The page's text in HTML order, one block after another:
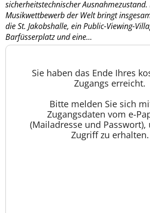
sicherheitstechnischer Ausnahmezustand.
Musikwettbewerb der Welt bringt
die St. Jakobshalle, ein Public-Viewing-
Barfüsserplatz und eine...
Sie haben das Ende Ihres
Zugangs erreicht.
Bitte melden Sie sich
Zugangsdaten vom e-
(Mailadresse und Passwort),
Zugriff zu erhalten.